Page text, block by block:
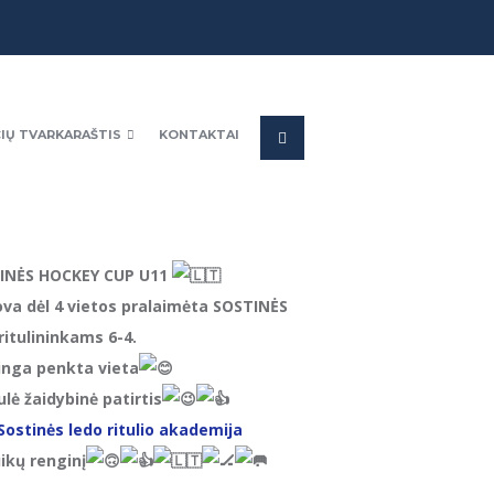
TVARKARAŠTIS KONTAKTAI
HOCKEY CUP U11
dėl 4 vietos pralaimėta SOSTINĖS
6-4.
penkta vieta
žaidybinė patirtis
ledo ritulio akademija
renginį